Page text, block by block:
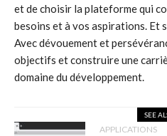
et de choisir la plateforme qui
besoins et à vos aspirations. Et
Avec dévouement et
objectifs et construire une
domaine du développement.
SEE
APPLICATIONS